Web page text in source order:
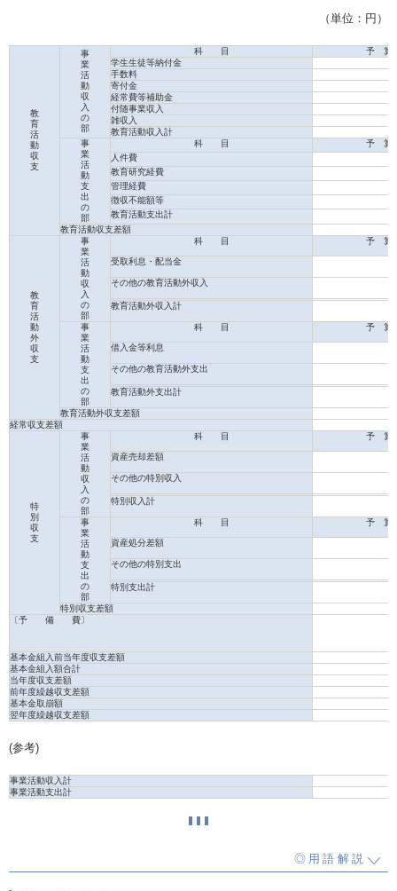
（単位：円）
教
育
活
動
収
支
事
業
活
動
収
入
の
部
科 目
予 算
学生生徒等納付金
手数料
寄付金
経常費等補助金
付随事業収入
雑収入
教育活動収入計
事
業
活
動
支
出
の
部
科 目
予 算
人件費
教育研究経費
管理経費
徴収不能額等
教育活動支出計
教育活動収支差額
教
育
活
動
外
収
支
事
業
活
動
収
入
の
部
科 目 予 算
受取利息・配当金
その他の教育活動外収入
教育活動外収入計
事
業
活
動
支
出
の
部
科 目 予 算
借入金等利息
その他の教育活動外支出
教育活動外支出計
教育活動外収支差額
経常収支差額
特
別
収
支
事
業
活
動
収
入
の
部
科 目 予 算
資産売却差額
その他の特別収入
特別収入計
事
業
活
動
支
出
の
部
科 目 予 算
資産処分差額
その他の特別支出
特別支出計
特別収支差額
〔予 備 費〕
基本金組入前当年度収支差額
基本金組入額合計
当年度収支差額
前年度繰越収支差額
基本金取崩額
翌年度繰越収支差額
(参考)
事業活動収入計
事業活動支出計
◎用語解説